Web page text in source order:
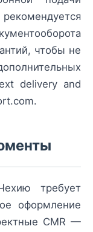
чтобы не
delivery and
требует
оформление
CMR —